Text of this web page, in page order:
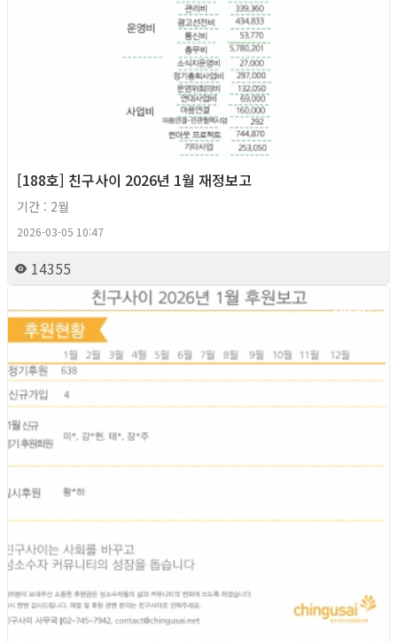
[188호] 친구사이 2026년 1월 재정보고
기간 : 2월
2026-03-05 10:47
14355
2026년